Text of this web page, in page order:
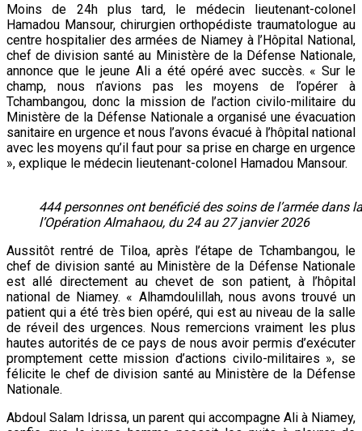
Moins de 24h plus tard, le médecin lieutenant-colonel
Hamadou Mansour, chirurgien orthopédiste traumatologue au
centre hospitalier des armées de Niamey à l’Hôpital National,
chef de division santé au Ministère de la Défense Nationale,
annonce que le jeune Ali a été opéré avec succès. « Sur le
champ, nous n’avions pas les moyens de l’opérer à
Tchambangou, donc la mission de l’action civilo-militaire du
Ministère de la Défense Nationale a organisé une évacuation
sanitaire en urgence et nous l’avons évacué à l’hôpital national
avec les moyens qu’il faut pour sa prise en charge en urgence
», explique le médecin lieutenant-colonel Hamadou Mansour.
444 personnes ont benéficié des soins de l’armée dans
l’Opération Almahaou, du 24 au 27 janvier 2026
Aussitôt rentré de Tiloa, après l’étape de Tchambangou, le
chef de division santé au Ministère de la Défense Nationale
est allé directement au chevet de son patient, à l’hôpital
national de Niamey. « Alhamdoulillah, nous avons trouvé un
patient qui a été très bien opéré, qui est au niveau de la salle
de réveil des urgences. Nous remercions vraiment les plus
hautes autorités de ce pays de nous avoir permis d’exécuter
promptement cette mission d’actions civilo-militaires », se
félicite le chef de division santé au Ministère de la Défense
Nationale.
Abdoul Salam Idrissa, un parent qui accompagne Ali à Niamey,